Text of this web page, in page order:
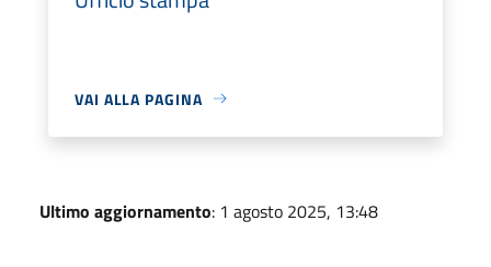
VAI ALLA PAGINA
Ultimo aggiornamento: 1 agosto 2025, 13:48